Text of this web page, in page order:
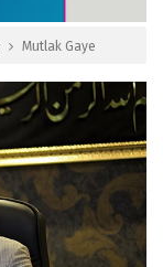
Mutlak Gaye